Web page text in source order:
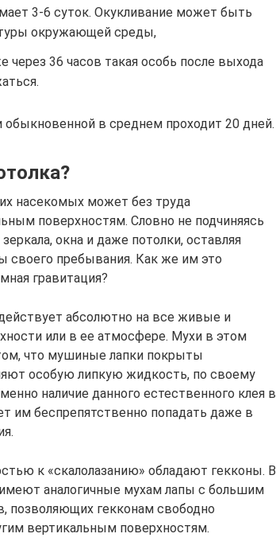
3-6 суток. Окукливание может быть
окружающей среды,
через 36 часов такая особь после выхода
обыкновенной в среднем проходит 20 дней.
насекомых может без труда
поверхностям. Словно не подчиняясь
окна и даже потолки, оставляя
своего пребывания. Как же им это
гравитация?
абсолютно на все живые и
или в ее атмосфере. Мухи в этом
что мушиные лапки покрыты
особую липкую жидкость, по своему
наличие данного естественного клея в
им беспрепятственно попадать даже в
к «скалолазанию» обладают гекконы. В
аналогичные мухам лапы с большим
позволяющих гекконам свободно
вертикальным поверхностям.